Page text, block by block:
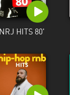
NRJ HITS 80'